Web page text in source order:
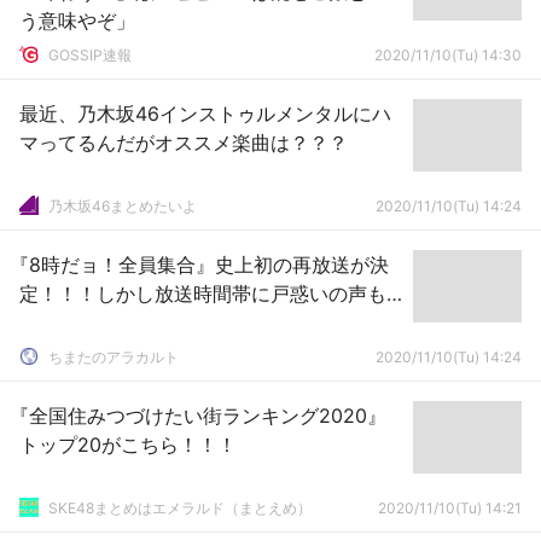
う意味やぞ」
GOSSIP速報 2020/11/10(Tu) 14:30
最近、乃木坂46インストゥルメンタルにハ
マってるんだがオススメ楽曲は？？？
乃木坂46まとめたいよ 2020/11/10(Tu) 14:24
『8時だョ！全員集合』史上初の再放送が決
定！！！しかし放送時間帯に戸惑いの声も…
ちまたのアラカルト 2020/11/10(Tu) 14:24
『全国住みつづけたい街ランキング2020』
トップ20がこちら！！！
SKE48まとめはエメラルド（まとえめ） 2020/11/10(Tu) 14:21